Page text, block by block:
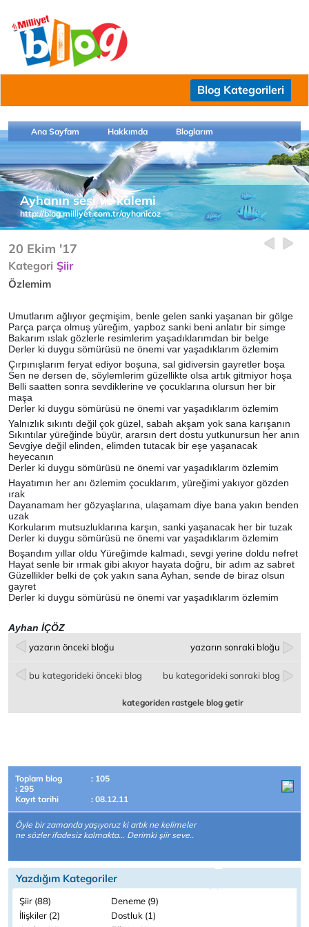
Blog Kategorileri
Ana Sayfam Hakkımda Bloglarım
Ayhanın sesi ve kalemi
http://blog.milliyet.com.tr/ayhanicoz
20 Ekim '17
Kategori Şiir
Özlemim
Umutlarım ağlıyor geçmişim, benle gelen sanki yaşanan bir gölge
Parça parça olmuş yüreğim, yapboz sanki beni anlatır bir simge
Bakarım ıslak gözlerle resimlerim yaşadıklarımdan bir belge
Derler ki duygu sömürüsü ne önemi var yaşadıklarım özlemim
Çırpınışlarım feryat ediyor boşuna, sal gidiversin gayretler boşa
Sen ne dersen de, söylemlerim güzellikte olsa artık gitmiyor hoşa
Belli saatten sonra sevdiklerine ve çocuklarına olursun her bir
maşa
Derler ki duygu sömürüsü ne önemi var yaşadıklarım özlemim
Yalnızlık sıkıntı değil çok güzel, sabah akşam yok sana karışanın
Sıkıntılar yüreğinde büyür, ararsın dert dostu yutkunursun her anın
Sevgiye değil elinden, elimden tutacak bir eşe yaşanacak
heyecanın
Derler ki duygu sömürüsü ne önemi var yaşadıklarım özlemim
Hayatımın her anı özlemim çocuklarım, yüreğimi yakıyor gözden
ırak
Dayanamam her gözyaşlarına, ulaşamam diye bana yakın benden
uzak
Korkularım mutsuzluklarına karşın, sanki yaşanacak her bir tuzak
Derler ki duygu sömürüsü ne önemi var yaşadıklarım özlemim
Boşandım yıllar oldu Yüreğimde kalmadı, sevgi yerine doldu nefret
Hayat senle bir ırmak gibi akıyor hayata doğru, bir adım az sabret
Güzellikler belki de çok yakın sana Ayhan, sende de biraz olsun
gayret
Derler ki duygu sömürüsü ne önemi var yaşadıklarım özlemim
Ayhan İÇÖZ
yazarın önceki bloğu
yazarın sonraki bloğu
bu kategorideki önceki blog bu kategorideki sonraki blog
kategoriden rastgele blog getir
Toplam blog
: 105
: 295
Kayıt tarihi
: 08.12.11
Öyle bir zamanda yaşıyoruz ki artık ne kelimeler
ne sözler ifadesiz kalmakta... Derimki şiir seve..
Yazdığım Kategoriler
Şiir (88)
Deneme (9)
İlişkiler (2)
Dostluk (1)